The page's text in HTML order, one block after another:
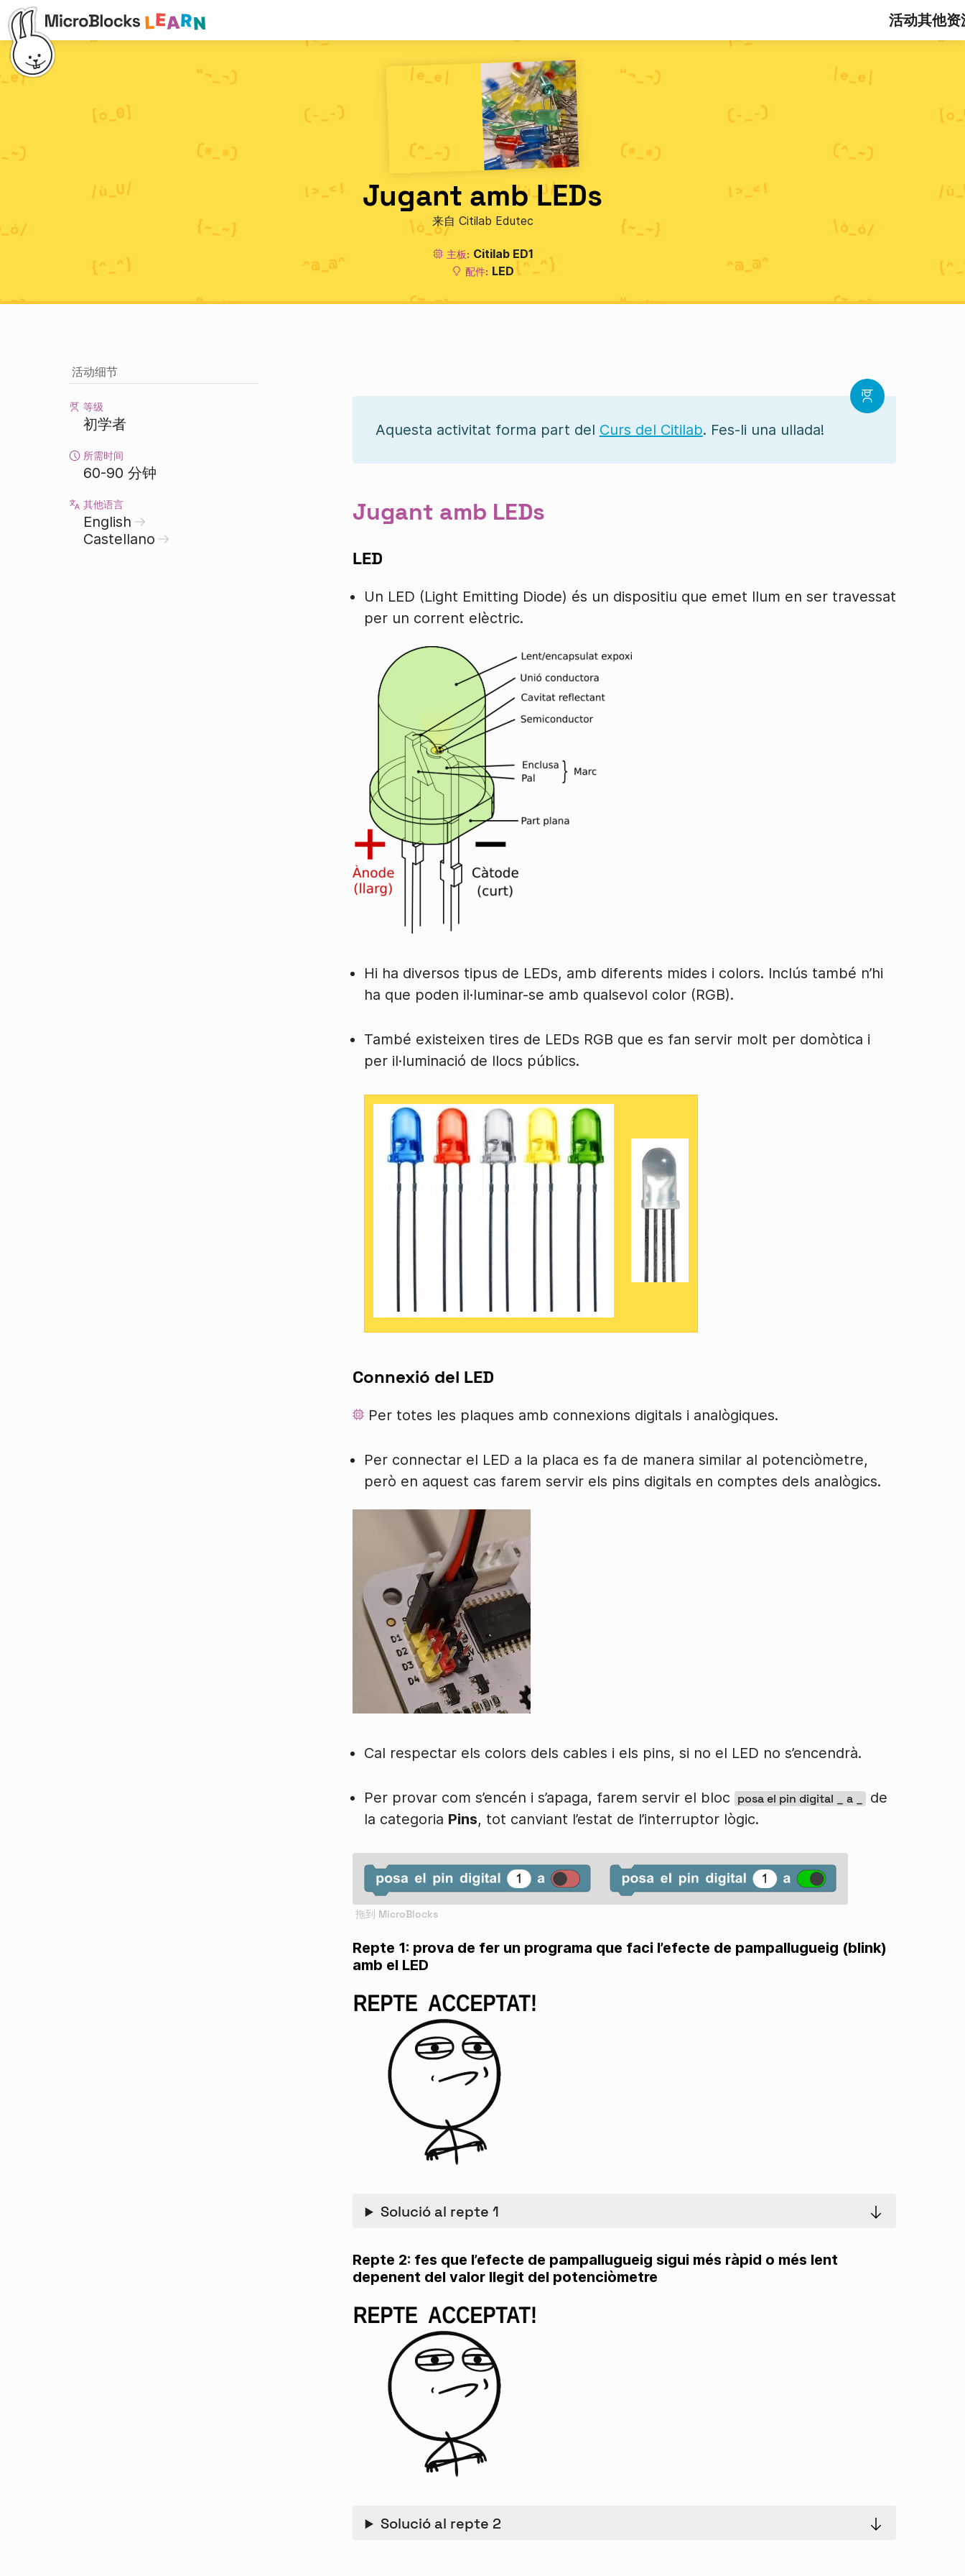
活动其他资
Jugant amb LEDs
来自 Citilab Edutec
主板: Citilab ED1
配件: LED
活动细节
等级
初学者
所需时间
60-90 分钟
其他语言
English
Castellano
Aquesta activitat forma part del Curs del Citilab. Fes-li una ullada!
Jugant amb LEDs
LED
Un LED (Light Emitting Diode) és un dispositiu que emet llum en ser travessat
per un corrent elèctric.
Hi ha diversos tipus de LEDs, amb diferents mides i colors. Inclús també n’hi
ha que poden il·luminar-se amb qualsevol color (RGB).
També existeixen tires de LEDs RGB que es fan servir molt per domòtica i
per il·luminació de llocs públics.
Connexió del LED
Per totes les plaques amb connexions digitals i analògiques.
Per connectar el LED a la placa es fa de manera similar al potenciòmetre,
però en aquest cas farem servir els pins digitals en comptes dels analògics.
Cal respectar els colors dels cables i els pins, si no el LED no s’encendrà.
Per provar com s’encén i s’apaga, farem servir el bloc posa el pin digital _ a _
de
la categoria Pins, tot canviant l’estat de l’interruptor lògic.
Repte 1: prova de fer un programa que faci l’efecte de pampallugueig (blink)
amb el LED
Solució al repte 1
Repte 2: fes que l’efecte de pampallugueig sigui més ràpid o més lent
depenent del valor llegit del potenciòmetre
Solució al repte 2